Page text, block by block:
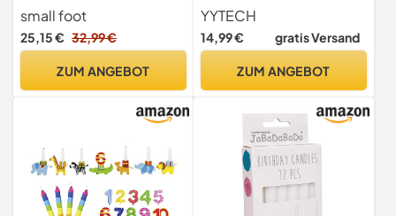
Lokomotive, 6 Waggons mit
Tierfiguren, Zahlensteckern
1–9, Deko für
small foot
25,15 € 32,99 €
ZUM ANGEBOT
Personalisierter
Geburtstagskranz,
Geburtstagszug DIY
Geburtstagsteller, mit
Geburtstagstischdeko für
Kinder und Baby
YYTECH
14,99 € gratis Versand
ZUM ANGEBOT